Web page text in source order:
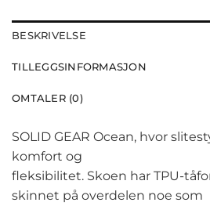
BESKRIVELSE
TILLEGGSINFORMASJON
OMTALER (0)
SOLID GEAR Ocean, hvor
komfort og
fleksibilitet. Skoen har TPU-
skinnet på overdelen noe som